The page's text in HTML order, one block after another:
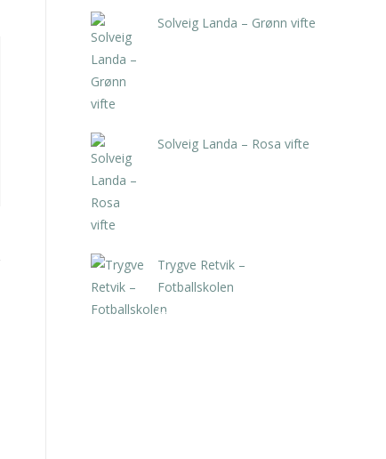
Solveig Landa – Grønn vifte
Solveig Landa – Rosa vifte
Trygve Retvik –
Fotballskolen
kr